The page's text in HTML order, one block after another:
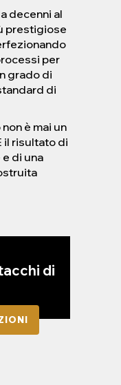
decenni al
prestigiose
per
grado di
di
è mai un
il risultato di
di una
di